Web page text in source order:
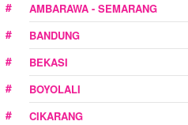
AMBARAWA - SEMARANG
BANDUNG
BEKASI
BOYOLALI
CIKARANG